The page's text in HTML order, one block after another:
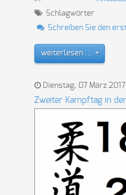
Schlagwörter
Schreiben Sie den
weiterlesen ...
Dienstag, 07 März
Zweiter Kampftag in